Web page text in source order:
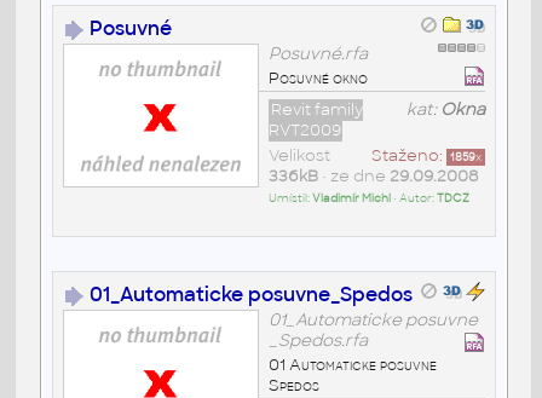
Posuvné
Posuvné.rfa
Posuvné okno
kat: Okna
Revit family
RVT2009
Staženo: 1859x
Velikost
336kB• ze dne 29.09.2008
Umístil:Vladimír Michl • Autor:TDCZ
01_Automaticke posuvne_Spedos
01_Automaticke posuvne
_Spedos.rfa
01 Automaticke posuvne
Spedos